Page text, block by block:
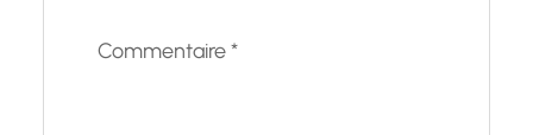
Commentaire*